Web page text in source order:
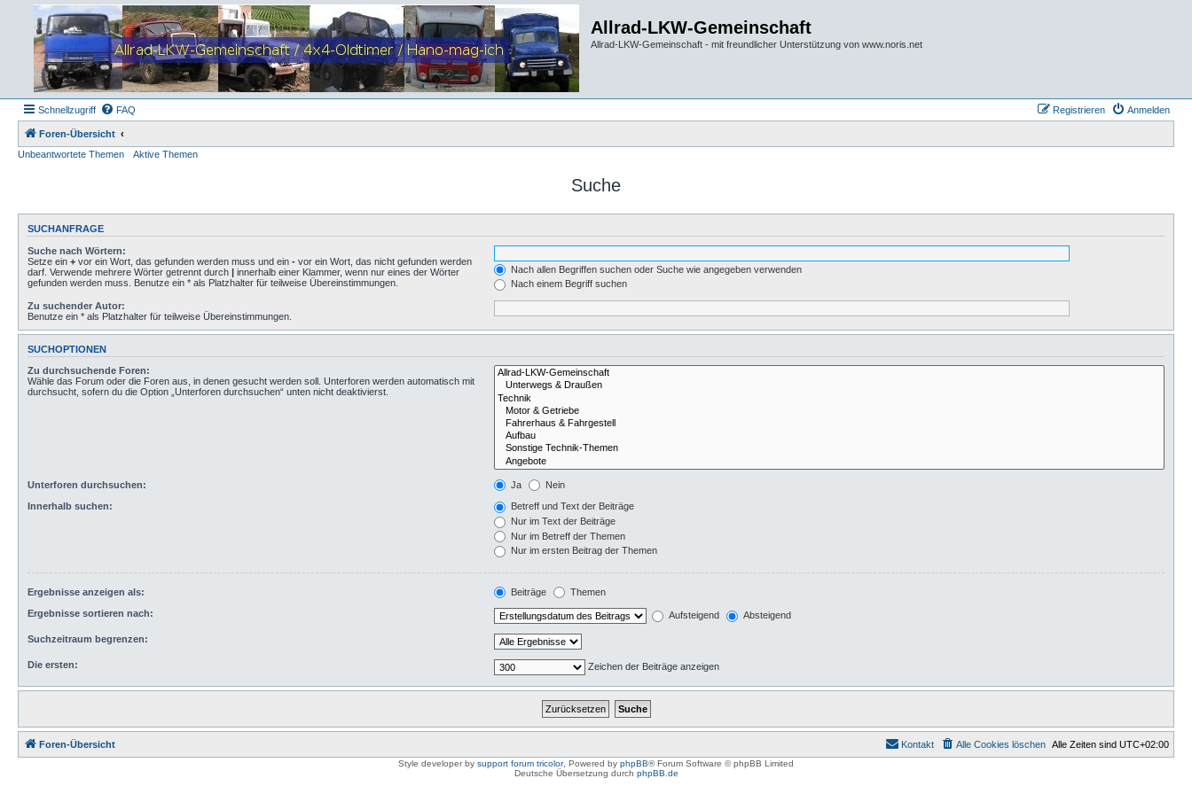
Allrad-LKW-Gemeinschaft
Allrad-LKW-Gemeinschaft - mit freundlicher Unterstützung von www.noris.net
Schnellzugriff FAQ Anmelden
Registrieren
Foren-Übersicht
Unbeantwortete Themen
Aktive Themen
Suche
SUCHANFRAGE
Suche nach Wörtern:
Setze ein + vor ein Wort, das gefunden werden muss und ein - vor ein Wort, das nicht gefunden werden
darf. Verwende mehrere Wörter getrennt durch | innerhalb einer Klammer, wenn nur eines der Wörter
gefunden werden muss. Benutze ein * als Platzhalter für teilweise Übereinstimmungen.
Nach allen Begriffen suchen oder Suche wie angegeben verwenden
Nach einem Begriff suchen
Zu suchender Autor:
Benutze ein * als Platzhalter für teilweise Übereinstimmungen.
SUCHOPTIONEN
Zu durchsuchende Foren:
Wähle das Forum oder die Foren aus, in denen gesucht werden soll. Unterforen werden automatisch mit
durchsucht, sofern du die Option „Unterforen durchsuchen“ unten nicht deaktivierst.
Unterforen durchsuchen: Ja Nein
Innerhalb suchen:
Betreff und Text der Beiträge
Nur im Text der Beiträge
Nur im Betreff der Themen
Nur im ersten Beitrag der Themen
Ergebnisse anzeigen als: Beiträge Themen
Ergebnisse sortieren nach: Aufsteigend Absteigend
Suchzeitraum begrenzen:
Die ersten: Zeichen der Beiträge anzeigen
Foren-Übersicht Alle Zeiten sind UTC+02:00
Alle Cookies löschen
Kontakt
Style developer by support forum tricolor, Powered by phpBB® Forum Software © phpBB Limited
Deutsche Übersetzung durch phpBB.de